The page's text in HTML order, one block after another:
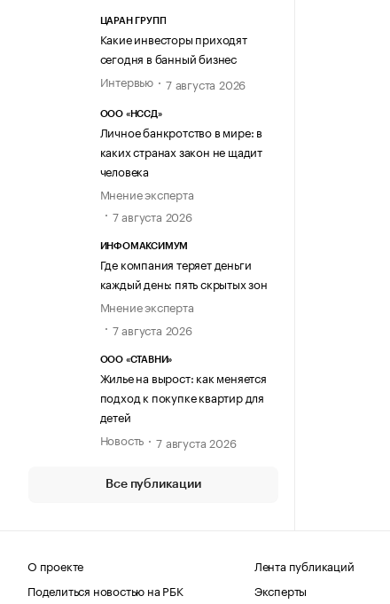
ЦАРАН ГРУПП
Какие инвесторы приходят
сегодня в банный бизнес
Интервью
7 августа 2026
ООО «НССД»
Личное банкротство в мире: в
каких странах закон не щадит
человека
Мнение эксперта
7 августа 2026
ИНФОМАКСИМУМ
Где компания теряет деньги
каждый день: пять скрытых зон
Мнение эксперта
7 августа 2026
ООО «СТАВНИ»
Жилье на вырост: как меняется
подход к покупке квартир для
детей
Новость
7 августа 2026
Все публикации
О проекте
Поделиться новостью на РБК
Лента публикаций
Эксперты